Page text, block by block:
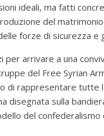
ideali, ma fatti
del
forze di sicurezza e
per arrivare a una
del Free Syrian
di rappresentare tutte
disegnata sulla
del